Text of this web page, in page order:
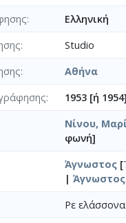
Ελληνική
Studio
Αθήνα
1953 [ή 1954]
Νίνου,
φωνή]
Άγνωστος [
| Άγνωστος
Ρε ελάσσονα